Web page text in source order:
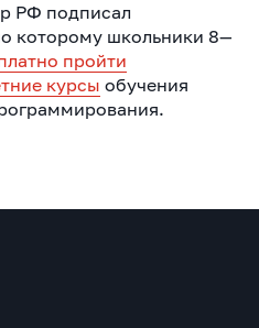
РФ подписал
которому школьники 8—
пройти
курсы обучения